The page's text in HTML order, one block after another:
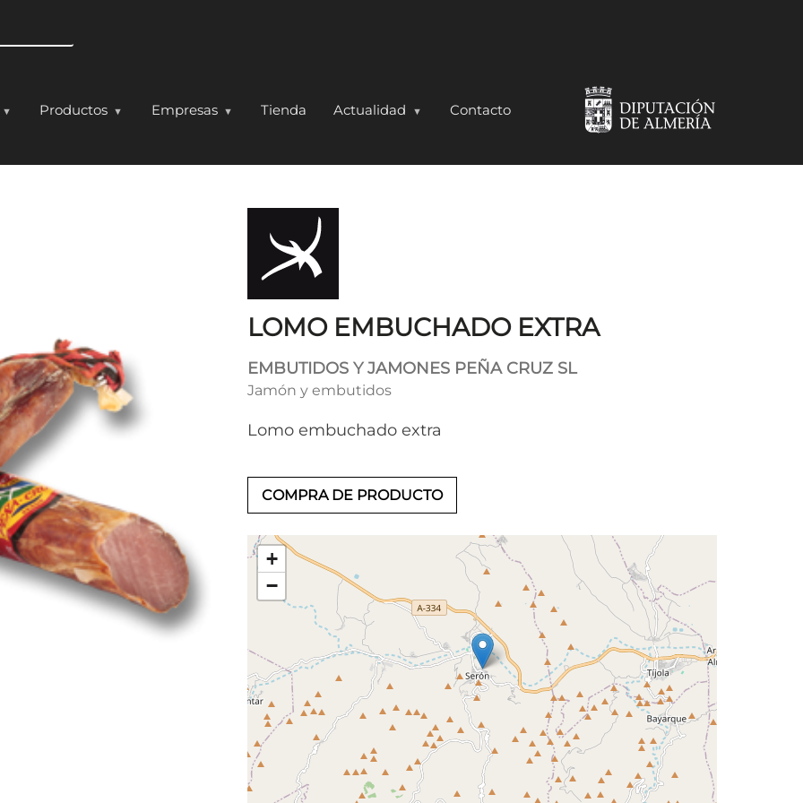
Productos Empresas Tienda Actualidad Contacto
LOMO EMBUCHADO EXTRA
EMBUTIDOS Y JAMONES PEÑA CRUZ SL
Jamón y embutidos
Lomo embuchado extra
COMPRA DE PRODUCTO
+
−